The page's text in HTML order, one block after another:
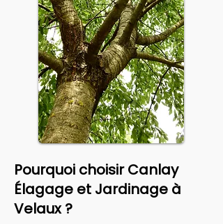
Pourquoi choisir Canlay
Élagage et Jardinage à
Velaux ?